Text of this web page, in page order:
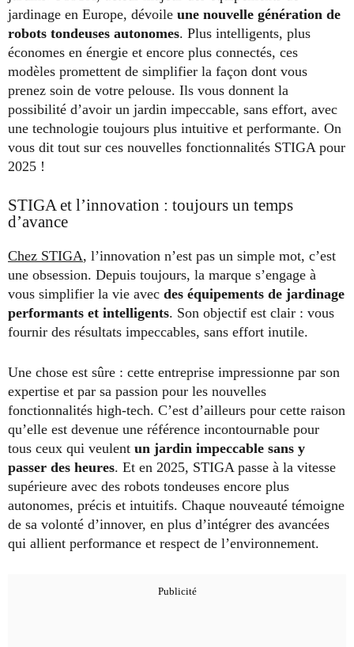
jardinage en Europe, dévoile une nouvelle génération de
robots tondeuses autonomes. Plus intelligents, plus
économes en énergie et encore plus connectés, ces
modèles promettent de simplifier la façon dont vous
prenez soin de votre pelouse. Ils vous donnent la
possibilité d’avoir un jardin impeccable, sans effort, avec
une technologie toujours plus intuitive et performante. On
vous dit tout sur ces nouvelles fonctionnalités STIGA pour
2025 !
STIGA et l’innovation : toujours un temps
d’avance
Chez STIGA, l’innovation n’est pas un simple mot, c’est
une obsession. Depuis toujours, la marque s’engage à
vous simplifier la vie avec des équipements de jardinage
performants et intelligents. Son objectif est clair : vous
fournir des résultats impeccables, sans effort inutile.
Une chose est sûre : cette entreprise impressionne par son
expertise et par sa passion pour les nouvelles
fonctionnalités high-tech. C’est d’ailleurs pour cette raison
qu’elle est devenue une référence incontournable pour
tous ceux qui veulent un jardin impeccable sans y
passer des heures. Et en 2025, STIGA passe à la vitesse
supérieure avec des robots tondeuses encore plus
autonomes, précis et intuitifs. Chaque nouveauté témoigne
de sa volonté d’innover, en plus d’intégrer des avancées
qui allient performance et respect de l’environnement.